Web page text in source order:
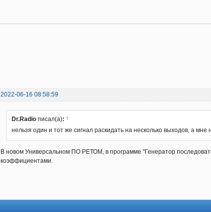
2022-06-16 08:58:59
Dr.Radio писал(а): ↑
нельзя один и тот же сигнал раскидать на несколько выходов, а
В новом Универсальном ПО РЕТОМ, в программе "Генератор
коэффициентами.